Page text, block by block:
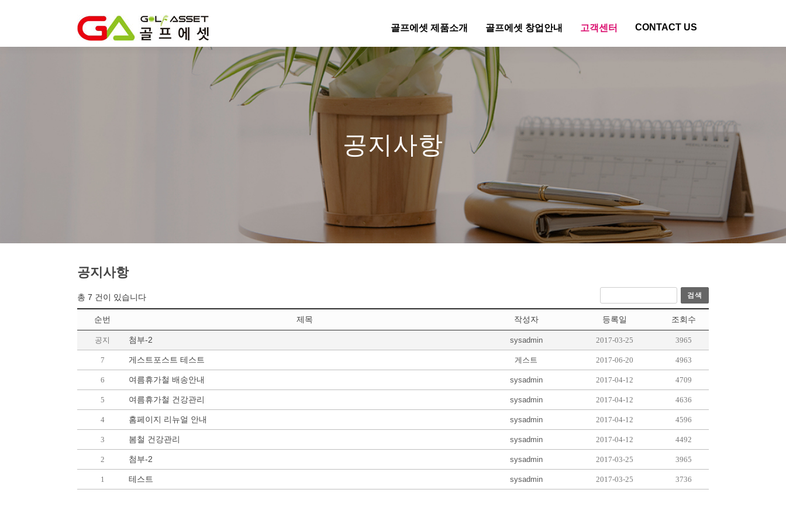
골프에셋 제품소개 골프에셋 창업안내 고객센터 CONTACT US
공지사항
공지사항
총 7 건이 있습니다 검색
순번 제목 작성자 등록일 조회수
공지 첨부-2 sysadmin 2017-03-25 3965
7 게스트포스트 테스트 게스트 2017-06-20 4963
6 여름휴가철 배송안내 sysadmin 2017-04-12 4709
5 여름휴가철 건강관리 sysadmin 2017-04-12 4636
4 홈페이지 리뉴얼 안내 sysadmin 2017-04-12 4596
3 봄철 건강관리 sysadmin 2017-04-12 4492
2 첨부-2 sysadmin 2017-03-25 3965
1 테스트 sysadmin 2017-03-25 3736